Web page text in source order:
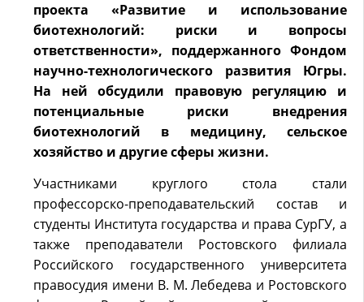
проекта «Развитие и использование
биотехнологий: риски и вопросы
ответственности», поддержанного Фондом
научно-технологического развития Югры.
На ней обсудили правовую регуляцию и
потенциальные риски внедрения
биотехнологий в медицину, сельское
хозяйство и другие сферы жизни.
Участниками круглого стола стали
профессорско-преподавательский состав и
студенты Института государства и права СурГУ, а
также преподаватели Ростовского филиала
Российского государственного университета
правосудия имени В. М. Лебедева и Ростовского